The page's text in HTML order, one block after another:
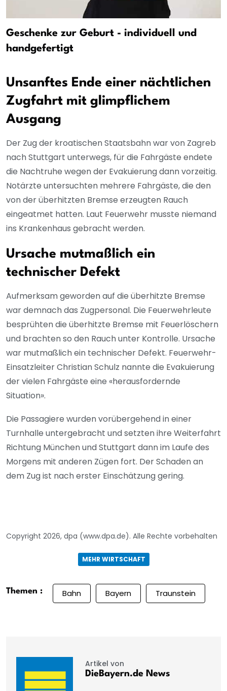
Geschenke zur Geburt - individuell und
handgefertigt
Unsanftes Ende einer nächtlichen
Zugfahrt mit glimpflichem
Ausgang
Der Zug der kroatischen Staatsbahn war von Zagreb
nach Stuttgart unterwegs, für die Fahrgäste endete
die Nachtruhe wegen der Evakuierung dann vorzeitig.
Notärzte untersuchten mehrere Fahrgäste, die den
von der überhitzten Bremse erzeugten Rauch
eingeatmet hatten. Laut Feuerwehr musste niemand
ins Krankenhaus gebracht werden.
Ursache mutmaßlich ein
technischer Defekt
Aufmerksam geworden auf die überhitzte Bremse
war demnach das Zugpersonal. Die Feuerwehrleute
besprühten die überhitzte Bremse mit Feuerlöschern
und brachten so den Rauch unter Kontrolle. Ursache
war mutmaßlich ein technischer Defekt. Feuerwehr-
Einsatzleiter Christian Schulz nannte die Evakuierung
der vielen Fahrgäste eine «herausfordernde
Situation».
Die Passagiere wurden vorübergehend in einer
Turnhalle untergebracht und setzten ihre Weiterfahrt
Richtung München und Stuttgart dann im Laufe des
Morgens mit anderen Zügen fort. Der Schaden an
dem Zug ist nach erster Einschätzung gering.
Copyright 2026, dpa (www.dpa.de). Alle Rechte vorbehalten
MEHR WIRTSCHAFT
Themen : Bahn Bayern Traunstein
Artikel von
DieBayern.de News